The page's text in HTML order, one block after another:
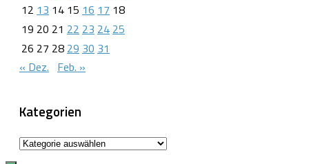
12 13 14 15 16 17 18
19 20 21 22 23 24 25
26 27 28 29 30 31
« Dez. Feb. »
Kategorien
Kategorien